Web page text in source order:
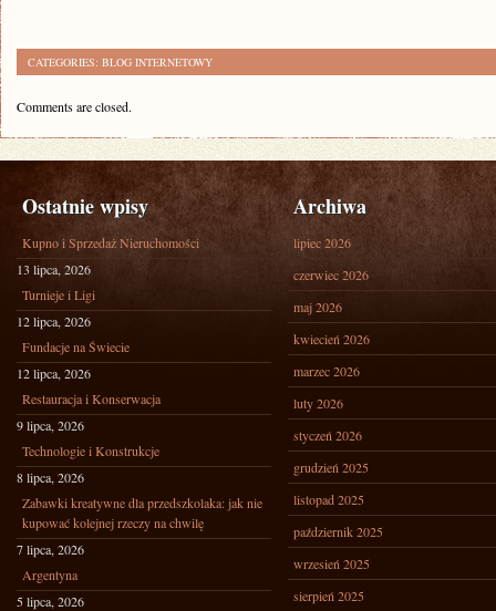
CATEGORIES: BLOG INTERNETOWY
Comments are closed.
Ostatnie wpisy
Kupno i Sprzedaż Nieruchomości
13 lipca, 2026
Turnieje i Ligi
12 lipca, 2026
Fundacje na Świecie
12 lipca, 2026
Restauracja i Konserwacja
9 lipca, 2026
Technologie i Konstrukcje
8 lipca, 2026
Zabawki kreatywne dla przedszkolaka: jak nie
kupować kolejnej rzeczy na chwilę
7 lipca, 2026
Argentyna
5 lipca, 2026
Archiwa
lipiec 2026
czerwiec 2026
maj 2026
kwiecień 2026
marzec 2026
luty 2026
styczeń 2026
grudzień 2025
listopad 2025
październik 2025
wrzesień 2025
sierpień 2025